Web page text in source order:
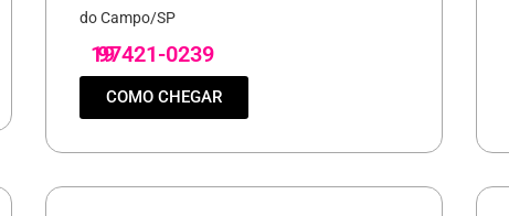
do Campo/SP
19
97421-0239
COMO CHEGAR